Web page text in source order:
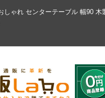
しゃれ センターテーブル 幅90